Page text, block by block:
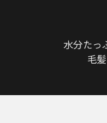
水分たっ
毛